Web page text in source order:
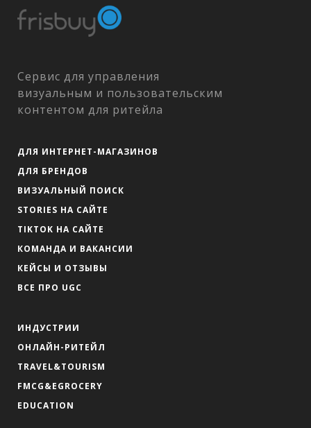
Сервис для управления
визуальным и пользовательским
контентом для ритейла
ДЛЯ ИНТЕРНЕТ-МАГАЗИНОВ
ДЛЯ БРЕНДОВ
ВИЗУАЛЬНЫЙ ПОИСК
STORIES НА САЙТЕ
TIKTOK НА САЙТЕ
КОМАНДА И ВАКАНСИИ
КЕЙСЫ И ОТЗЫВЫ
ВСЕ ПРО UGC
ИНДУСТРИИ
ОНЛАЙН-РИТЕЙЛ
TRAVEL&TOURISM
FMCG&EGROCERY
EDUCATION